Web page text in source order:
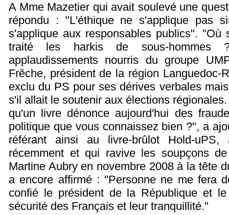
A Mme Mazetier qui avait soulevé une
répondu : "L'éthique ne s'applique pas
s'applique aux responsables publics".
traité les harkis de sous-
applaudissements nourris du groupe
Frêche, président de la région Languedoc-
exclu du PS pour ses dérives verbales
s'il allait le soutenir aux élections
qu'un livre dénonce aujourd'hui des
politique que vous connaissez bien ?", a
référant ainsi au livre-brûlot Hold-uPS,
récemment et qui ravive les soupçons
Martine Aubry en novembre 2008 à la tête
a encore affirmé : "Personne ne me fera
confié le président de la République et
sécurité des Français et leur tranquillité."